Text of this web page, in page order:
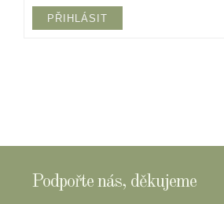
PŘIHLÁSIT
Podpořte nás, děkujeme